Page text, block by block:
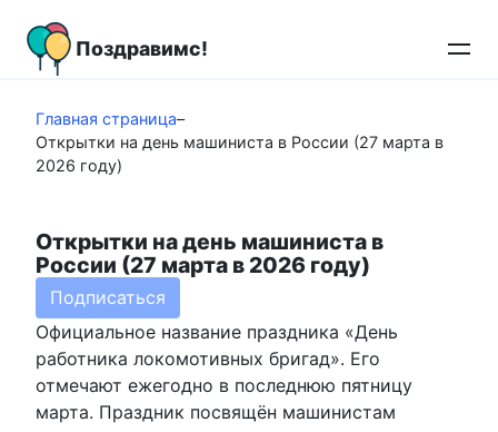
контенту
Поздравимс!
Главная страница–
Открытки на день машиниста в России (27 марта в
2026 году)
Открытки на день машиниста в
России (27 марта в 2026 году)
Подписаться
Официальное название праздника «День
работника локомотивных бригад». Его
отмечают ежегодно в последнюю пятницу
марта. Праздник посвящён машинистам